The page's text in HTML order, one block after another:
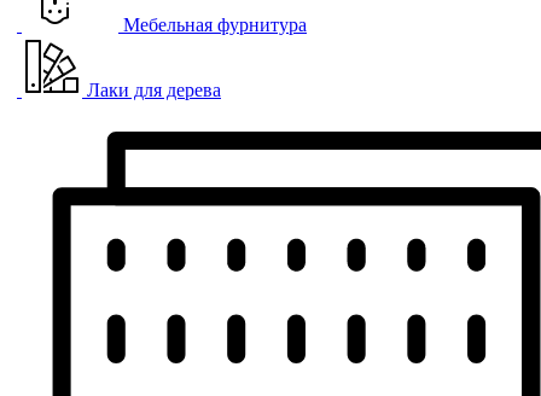
Мебельная фурнитура
Лаки для дерева